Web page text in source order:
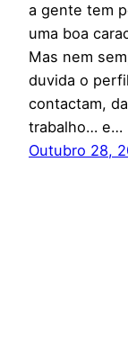
a gente tem
uma boa
Mas nem
duvida o
contactam,
trabalho… e…
Outubro 28,